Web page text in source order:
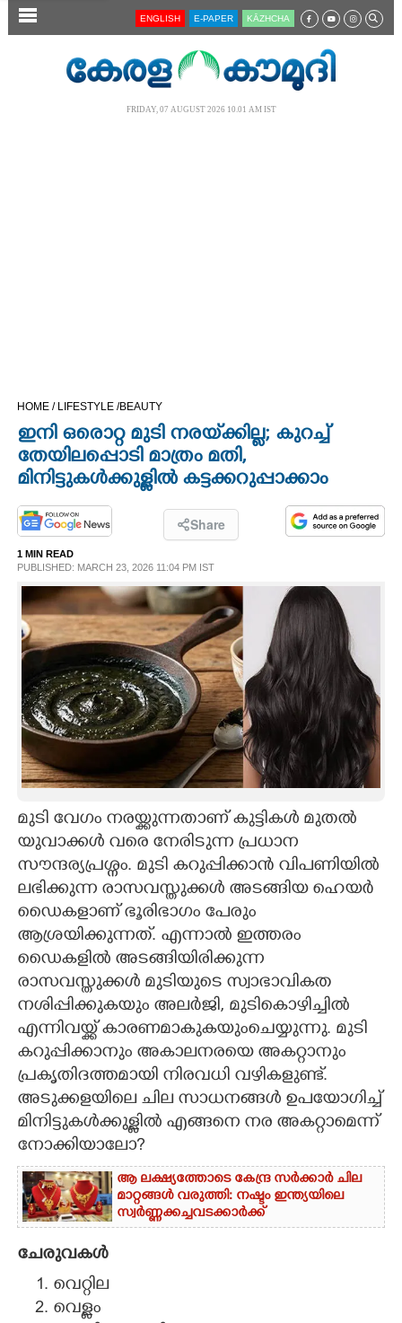
SECTIONS
OPINION
PHOTOS
LIFESTYLE
SPIRITUAL
INFO+
ART
ASTRO
CARTOONS
LITERATURE
ZOOM
CONTACT US
ENGLISH E-PAPER KĀZHCHA
FRIDAY, 07 AUGUST 2026 10.01 AM IST
HOME / LIFESTYLE /BEAUTY
ഇനി ഒരൊറ്റ മുടി നരയ്‌ക്കില്ല; കുറച്ച്
തേയിലപ്പൊടി മാത്രം മതി,
മിനിട്ടുകൾക്കുള്ളിൽ കട്ടക്കറുപ്പാക്കാം
Share
1 MIN READ
PUBLISHED: MARCH 23, 2026 11:04 PM IST
മുടി വേഗം നരയ്ക്കുന്നതാണ് കുട്ടികൾ മുതൽ
യുവാക്കൾ വരെ നേരിടുന്ന പ്രധാന
സൗന്ദര്യപ്രശ്നം. മുടി കറുപ്പിക്കാൻ വിപണിയിൽ
ലഭിക്കുന്ന രാസവസ്തുക്കൾ അടങ്ങിയ ഹെയർ
ഡെെകളാണ് ഭൂരിഭാഗം പേരും
ആശ്രയിക്കുന്നത്. എന്നാൽ ഇത്തരം
ഡെെകളിൽ അടങ്ങിയിരിക്കുന്ന
രാസവസ്തുക്കൾ മുടിയുടെ സ്വാഭാവികത
നശിപ്പിക്കുകയും അലർജി, മുടികൊഴിച്ചിൽ
എന്നിവയ്ക്ക് കാരണമാകുകയുംചെയ്യുന്നു. മുടി
കറുപ്പിക്കാനും അകാലനരയെ അകറ്റാനും
പ്രകൃതിദത്തമായി നിരവധി വഴികളുണ്ട്.
അടുക്കളയിലെ ചില സാധനങ്ങൾ ഉപയോഗിച്ച്
മിനിട്ടുകൾക്കുള്ളിൽ എങ്ങനെ നര അകറ്റാമെന്ന്
നോക്കിയാലോ?
ആ ലക്ഷ്യത്തോടെ കേന്ദ്ര സർക്കാർ ചില
മാറ്റങ്ങൾ വരുത്തി: നഷ്ടം ഇന്ത്യയിലെ
സ്വർണ്ണക്കച്ചവടക്കാർക്ക്
ചേരുവകൾ
വെറ്റില
വെള്ളം